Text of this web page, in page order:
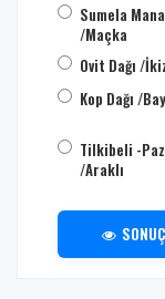
Sumela
/Maçka
Ovit Dağı /
Kop Dağı /
Tilkibeli -
/Araklı